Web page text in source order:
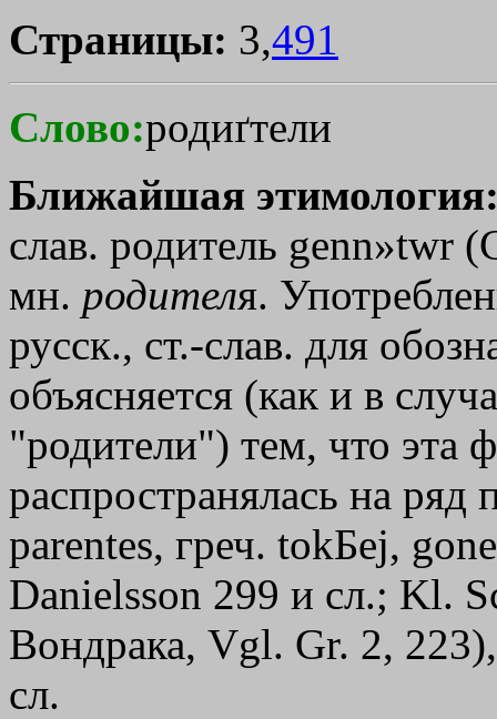
Страницы: 3,491
Слово:родиґтели
Ближайшая
слав. родитель genn»twr
мн. родителя.
русск., ст.-слав. для
объясняется (как и в
"родители") тем, что эта
распространялась на ряд
раrеntеs, греч. tokБej,
Danielsson 299 и сл.; Kl.
Вондрака, Vgl. Gr. 2,
сл.